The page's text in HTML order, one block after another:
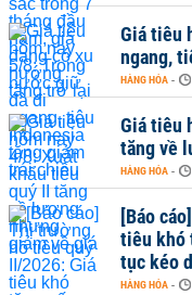
Giá tiêu
ngang,
HÀNG HÓA -
Giá tiêu
tăng về
HÀNG HÓA -
[Báo
tiêu khó
tục kéo
HÀNG HÓA -